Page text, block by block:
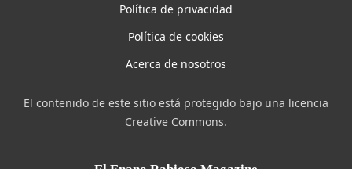
Política de privacidad
Política de cookies
Acerca de nosotros
El contenido de este sitio está protegido bajo una licencia
Creative Commons.